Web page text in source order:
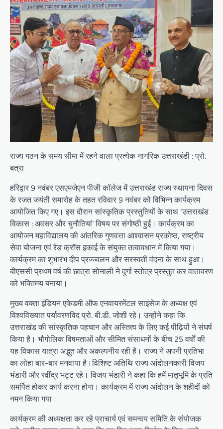
राज्य गठन के समय सीमा में रहने वाला प्रत्येक नागरिक उत्तराखंडी : प्रो.
बत्रा
हरिद्वार 9 नवंबर एसएमजेएन पीजी कॉलेज में उत्तराखंड राज्य स्थापना दिवस
के रजत जयंती समारोह के तहत रविवार 9 नवंबर को विभिन्न कार्यक्रम
आयोजित किए गए। इस दौरान सांस्कृतिक प्रस्तुतियों के साथ ‘उत्तराखंड
विकास : अवसर और चुनौतियां’ विषय पर संगोष्ठी हुई। कार्यक्रम का
आयोजन महाविद्यालय की आंतरिक गुणवत्ता आश्वासन प्रकोष्ठ, राष्ट्रीय
सेवा योजना एवं रेड क्रॉस इकाई के संयुक्त तत्वावधान में किया गया।
कार्यक्रम का शुभारंभ दीप प्रज्ज्वलन और सरस्वती वंदना के साथ हुआ।
बीएससी प्रथम वर्ष की छात्रा सोनाली ने दुर्गा स्तोत्र प्रस्तुत कर वातावरण
को भक्तिमय बनाया।
मुख्य वक्ता इंडियन एकेडमी ऑफ एनवायरमेंटल साइंसेज के अध्यक्ष एवं
विश्वविख्यात पर्यावरणविद प्रो. बी.डी. जोशी रहे। उन्होंने कहा कि
उत्तराखंड की सांस्कृतिक पहचान और अस्तित्व के लिए कई पीढ़ियों ने संघर्ष
किया है। भौगोलिक विषमताओं और सीमित संसाधनों के बीच 25 वर्षों की
यह विकास यात्रा अद्भुत और अकल्पनीय रही है। राज्य ने अपनी प्रतिभा
का लोहा बार-बार मनवाया है।विशिष्ट अतिथि राज्य आंदोलनकारी विजय
भंडारी और रवींद्र भट्ट रहे। विजय भंडारी ने कहा कि हमें मातृभूमि के प्रति
समर्पित होकर कार्य करना होगा। कार्यक्रम में राज्य आंदोलन के शहीदों को
नमन किया गया।
कार्यक्रम की अध्यक्षता कर रहे प्राचार्य एवं समन्वय समिति के संयोजक